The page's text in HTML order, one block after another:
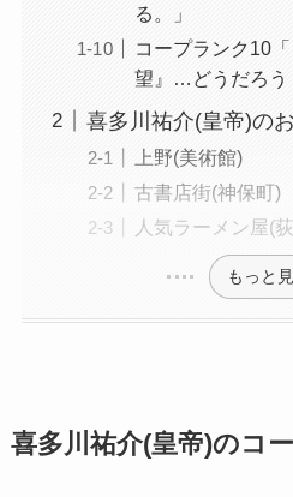
る。」
コープランク10
望』…どうだろう
喜多川祐介(皇帝)の
上野(美術館)
古書店街(神保町)
人気ラーメン屋(
もっと
喜多川祐介(皇帝)のコ